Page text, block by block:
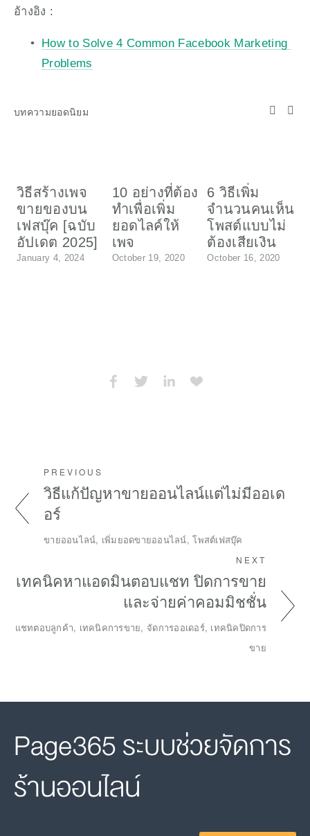
อ้างอิง :
How to Solve 4 Common Facebook Marketing
Problems
บทความยอดนิยม
วิธีสร้างเพจ
ขายของบน
เฟสบุ๊ค [ฉบับ
อัปเดต 2025]
January 4, 2024
10 อย่างที่ต้อง
ทำเพื่อเพิ่ม
ยอดไลค์ให้
เพจ
October 19, 2020
6 วิธีเพิ่ม
จำนวนคนเห็น
โพสต์แบบไม่
ต้องเสียเงิน
October 16, 2020
PREVIOUS
วิธีแก้ปัญหาขายออนไลน์แต่ไม่มีออเด
อร์
ขายออนไลน์, เพิ่มยอดขายออนไลน์, โพสต์เฟสบุ๊ค
NEXT
เทคนิคหาแอดมินตอบแชท ปิดการขาย
และจ่ายค่าคอมมิชชั่น
แชทตอบลูกค้า, เทคนิคการขาย, จัดการออเดอร์, เทคนิคปิดการ
ขาย
Page365 ระบบช่วยจัดการ
ร้านออนไลน์